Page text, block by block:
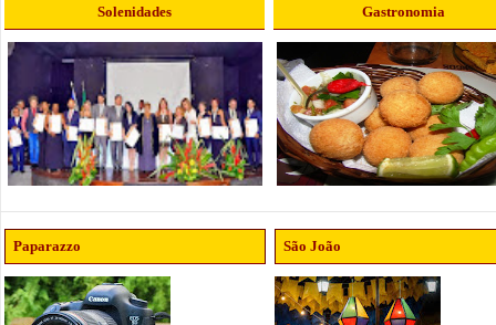
Solenidades Gastronomia
Paparazzo São João